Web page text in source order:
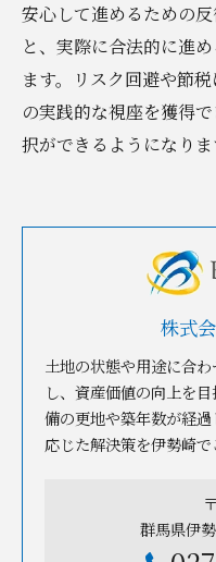
安心して進めるための
と、実際に合法的に進
ます。リスク回避や節
の実践的な視座を獲得
択ができるようになりま
株式
土地の状態や用途に合
し、資産価値の向上を
備の更地や築年数が経
応じた解決策を伊勢崎で
群馬県伊